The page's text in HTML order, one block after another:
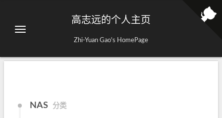
高志远的个人主页
Zhi-Yuan Gao's HomePage
NAS 分类